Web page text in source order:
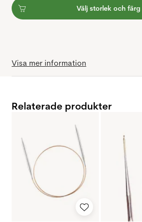
Välj storlek och färg
Visa mer information
Relaterade produkter